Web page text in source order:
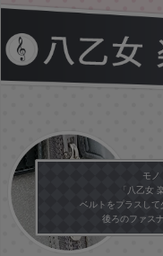
モノ
「八乙女
ベルトをプラスして
後ろのファス